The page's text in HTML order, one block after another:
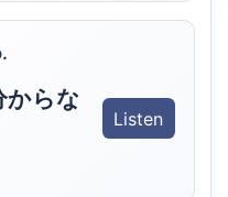
からな
Listen